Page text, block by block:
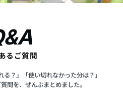
るご質問
る？」「使い切れなかった分は？」
問を、ぜんぶまとめました。